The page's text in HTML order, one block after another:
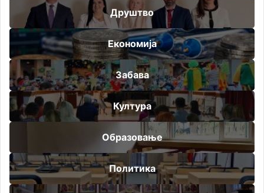
Друштво
Економија
Забава
Култура
Образовање
Политика